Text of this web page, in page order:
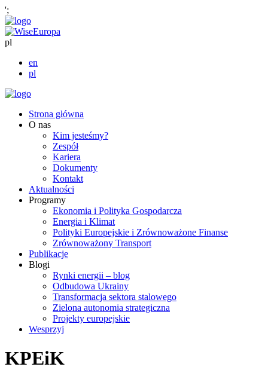
';
pl
en
pl
Strona główna
O nas
Kim jesteśmy?
Zespół
Kariera
Dokumenty
Kontakt
Aktualności
Programy
Ekonomia i Polityka Gospodarcza
Energia i Klimat
Polityki Europejskie i Zrównoważone Finanse
Zrównoważony Transport
Publikacje
Blogi
Rynki energii – blog
Odbudowa Ukrainy
Transformacja sektora stalowego
Zielona autonomia strategiczna
Projekty europejskie
Wesprzyj
KPEiK